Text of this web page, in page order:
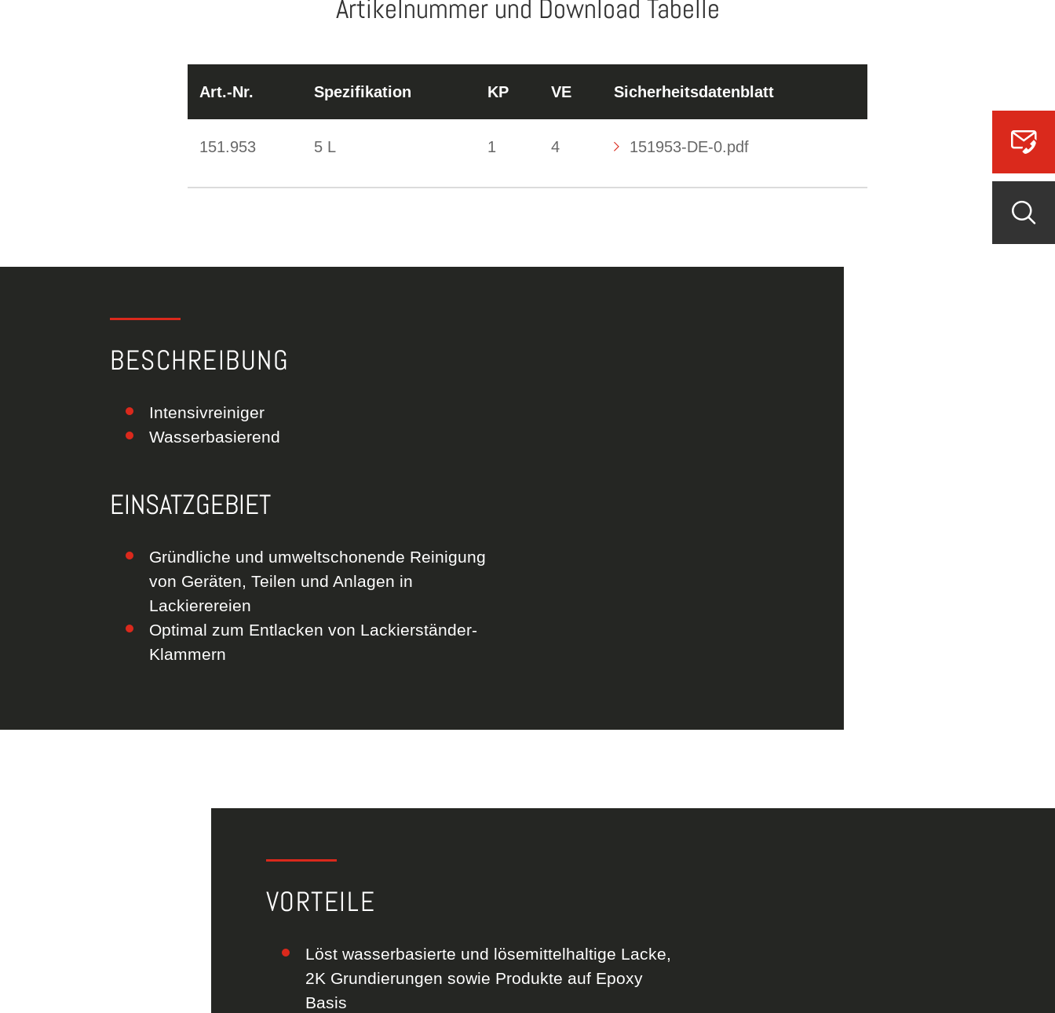
Artikelnummer und Download Tabelle
Art.-Nr. Spezifikation KP VE Sicherheitsdatenblatt
151.953 5 L 1 4 151953-DE-0.pdf
BESCHREIBUNG
Intensivreiniger
Wasserbasierend
EINSATZGEBIET
Gründliche und umweltschonende Reinigung
von Geräten, Teilen und Anlagen in
Lackierereien
Optimal zum Entlacken von Lackierständer-
Klammern
VORTEILE
Löst wasserbasierte und lösemittelhaltige Lacke,
2K Grundierungen sowie Produkte auf Epoxy
Basis